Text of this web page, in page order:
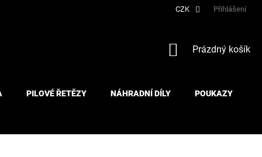
CZK Přihlášení
NÁKUPNÍ
Prázdný košík
PILOVÉ ŘETĚZY NÁHRADNÍ DÍLY POUKAZY